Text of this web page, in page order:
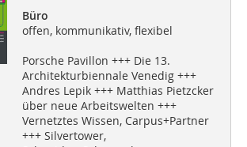
Büro
offen, kommunikativ, flexibel
Porsche Pavillon +++ Die 13.
Architekturbiennale Venedig +++
Andres Lepik +++ Matthias Pietzcker
über neue Arbeitswelten +++
Vernetztes Wissen, Carpus+Partner
+++ Silvertower,